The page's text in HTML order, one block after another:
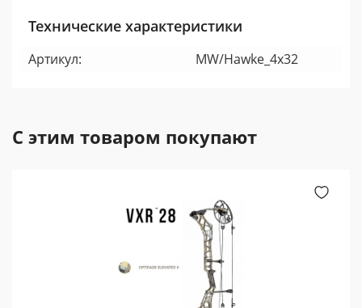
Технические характеристики
Артикул: MW/Hawke_4x32
С этим товаром покупают